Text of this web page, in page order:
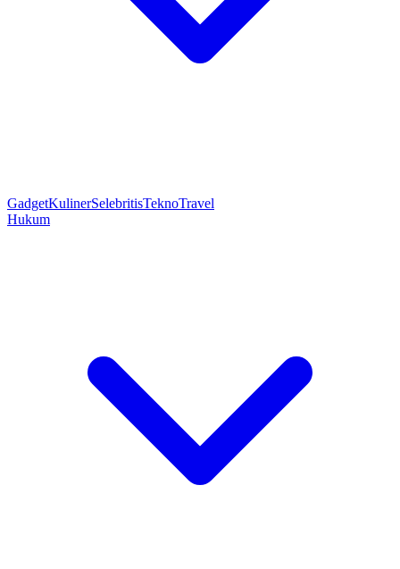
GadgetKulinerSelebritisTeknoTravel
Hukum